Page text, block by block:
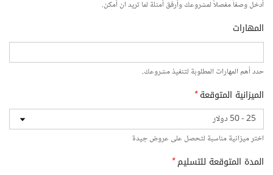
أدخل وصفاً مفصلاً لمشروعك وأرفق أمثلة لما تريد ان أمكن.
المهارات
حدد أهم المهارات المطلوبة لتنفيذ مشروعك.
الميزانية المتوقعة*
اختر ميزانية مناسبة لتحصل على عروض جيدة
المدة المتوقعة للتسليم*